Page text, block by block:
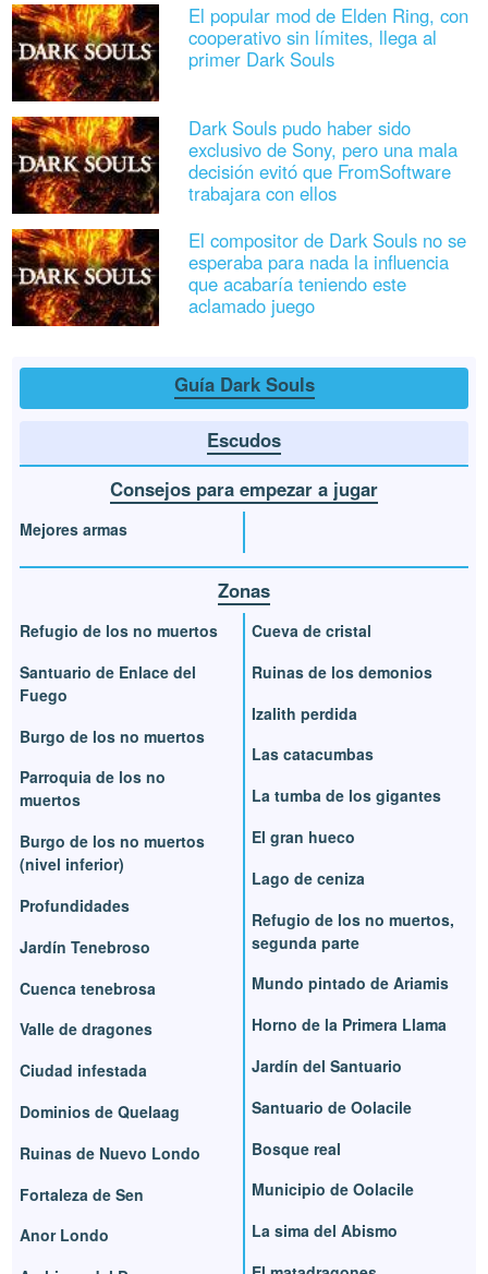
El popular mod de Elden Ring, con
cooperativo sin límites, llega al
primer Dark Souls
Dark Souls pudo haber sido
exclusivo de Sony, pero una mala
decisión evitó que FromSoftware
trabajara con ellos
El compositor de Dark Souls no se
esperaba para nada la influencia
que acabaría teniendo este
aclamado juego
Guía Dark Souls
Escudos
Consejos para empezar a jugar
Mejores armas
Zonas
Refugio de los no muertos
Santuario de Enlace del
Fuego
Burgo de los no muertos
Parroquia de los no
muertos
Burgo de los no muertos
(nivel inferior)
Profundidades
Jardín Tenebroso
Cuenca tenebrosa
Valle de dragones
Ciudad infestada
Dominios de Quelaag
Ruinas de Nuevo Londo
Fortaleza de Sen
Anor Londo
Cueva de cristal
Ruinas de los demonios
Izalith perdida
Las catacumbas
La tumba de los gigantes
El gran hueco
Lago de ceniza
Refugio de los no muertos,
segunda parte
Mundo pintado de Ariamis
Horno de la Primera Llama
Jardín del Santuario
Santuario de Oolacile
Bosque real
Municipio de Oolacile
La sima del Abismo